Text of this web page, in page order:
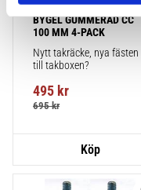
MONTERINGSSATS U-
BYGEL GUMMERAD CC
100 MM 4-PACK
Nytt takräcke, nya fästen
till takboxen?
495 kr
695kr